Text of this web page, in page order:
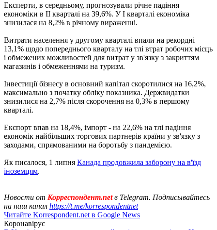
Експерти, в середньому, прогнозували річне падіння
економіки в II кварталі на 39,6%. У I кварталі економіка
знизилася на 8,2% в річному вираженні.
Витрати населення у другому кварталі впали на рекордні
13,1% щодо попереднього кварталу на тлі втрат робочих місць
і обмежених можливостей для витрат у зв'язку з закриттям
магазинів і обмеженнями на туризм.
Інвестиції бізнесу в основний капітал скоротилися на 16,2%,
максимально з початку обліку показника. Держвидатки
знизилися на 2,7% після скорочення на 0,3% в першому
кварталі.
Експорт впав на 18,4%, імпорт - на 22,6% на тлі падіння
економік найбільших торгових партнерів країни у зв'язку з
заходами, спрямованими на боротьбу з пандемією.
Як писалося, 1 липня Канада продовжила заборону на в'їзд
іноземцям.
Новости от Корреспондент.netв Telegram. Подписывайтесь
на наш канал https://t.me/korrespondentnet
Читайте Korrespondent.net в Google News
Коронавірус